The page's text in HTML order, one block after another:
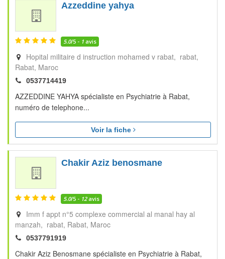
Azzeddine yahya
5.0/5 - 1 avis
Hopital militaire d instruction mohamed v rabat, rabat
Rabat Maroc
0537714419
AZZEDDINE YAHYA spécialiste en Psychiatrie à Rabat,
numéro de telephone...
Voir la fiche
Chakir Aziz benosmane
5.0/5 - 12avis
Imm f appt n°5 complexe commercial al manal hay al
manzah, rabat Rabat Maroc
0537791919
Chakir Aziz Benosmane spécialiste en Psychiatrie à Rabat,